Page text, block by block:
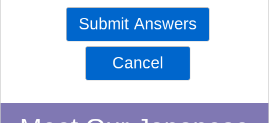
Submit Answers
Cancel